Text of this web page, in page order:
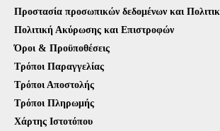
Προστασία προσωπικών δεδομένων και
Πολιτική Ακύρωσης και Επιστροφών
Όροι & Προϋποθέσεις
Τρόποι Παραγγελίας
Τρόποι Αποστολής
Τρόποι Πληρωμής
Χάρτης Ιστοτόπου